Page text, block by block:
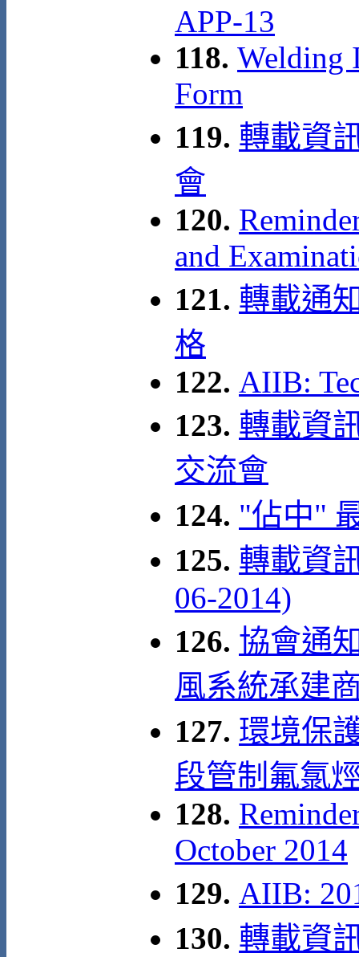
APP-13
118. Welding
Form
119. 轉載資
會
120.
and
121. 轉載通
格
122. AIIB:
123. 轉載資
交流會
124. "佔中"
125. 轉載資
06-2014)
126. 協會通
風系統承建
127. 環境保
段管制氟氯
128.
October 2014
129. AIIB:
130. 轉載資